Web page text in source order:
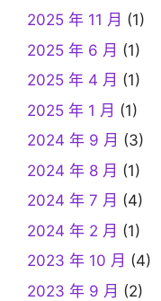
2025 年 11 月 (1)
2025 年 6 月 (1)
2025 年 4 月 (1)
2025 年 1 月 (1)
2024 年 9 月 (3)
2024 年 8 月 (1)
2024 年 7 月 (4)
2024 年 2 月 (1)
2023 年 10 月 (4)
2023 年 9 月 (2)